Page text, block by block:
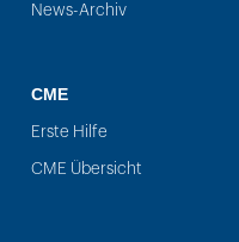
News-Archiv
CME
Erste Hilfe
CME Übersicht